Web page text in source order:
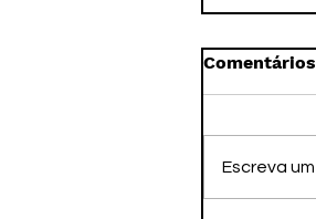
Comentários
Escreva